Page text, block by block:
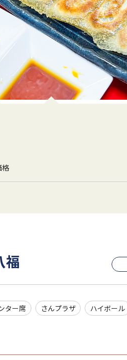
福
ター席 さんプラザ ハイボール